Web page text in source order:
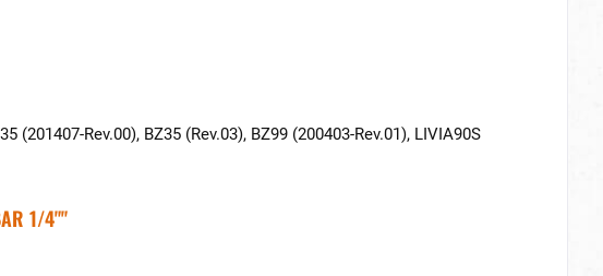
(201407-Rev.00), BZ35 (Rev.03), BZ99 (200403-Rev.01), LIVIA90S
1/4""